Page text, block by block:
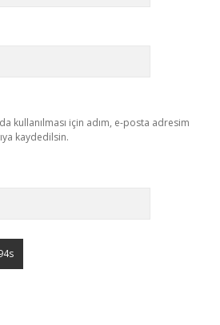
kullanılması için adım, e-posta adresim
kaydedilsin.